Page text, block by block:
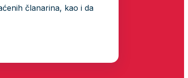
članarina, kao i da